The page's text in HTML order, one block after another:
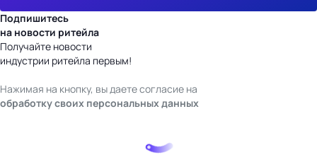
Подпишитесь
на новости ритейла
Получайте новости
индустрии ритейла первым!
Нажимая на кнопку, вы даете согласие на
обработку своих персональных данных